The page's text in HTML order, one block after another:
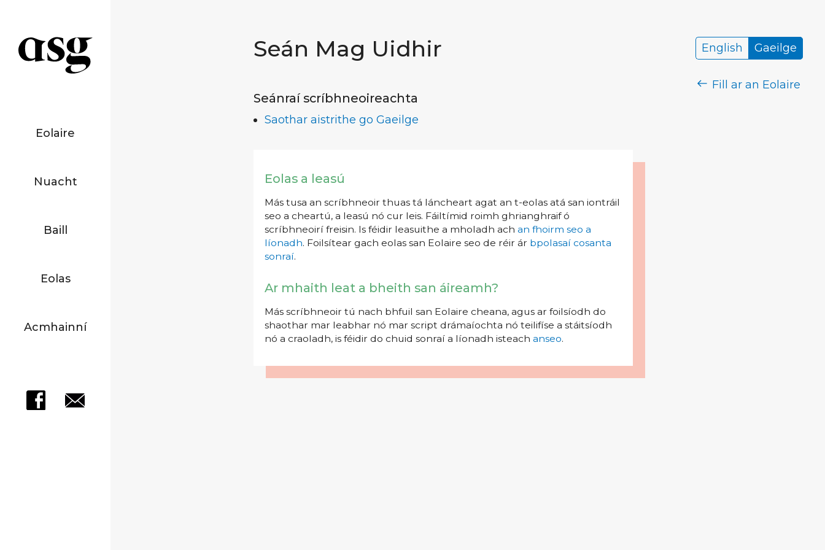
Eolaire
Nuacht
Baill
Eolas
Acmhainní
Seán Mag Uidhir English Gaeilge
Fill ar an Eolaire
Seánraí scríbhneoireachta
Saothar aistrithe go Gaeilge
Eolas a leasú
Más tusa an scríbhneoir thuas tá láncheart agat an t-eolas atá san iontráil
seo a cheartú, a leasú nó cur leis. Fáiltímid roimh ghrianghraif ó
scríbhneoirí freisin. Is féidir leasuithe a mholadh ach an fhoirm seo a
líonadh. Foilsítear gach eolas san Eolaire seo de réir ár bpolasaí cosanta
sonraí.
Ar mhaith leat a bheith san áireamh?
Más scríbhneoir tú nach bhfuil san Eolaire cheana, agus ar foilsíodh do
shaothar mar leabhar nó mar script drámaíochta nó teilifíse a stáitsíodh
nó a craoladh, is féidir do chuid sonraí a líonadh isteach anseo.